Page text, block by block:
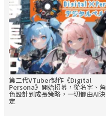
第二代VTuber製作《Digital
Persona》開始招募，從名字、角
色設計到成長策略，一切都由AI決
定